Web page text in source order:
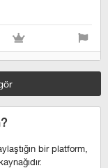
bir platform,